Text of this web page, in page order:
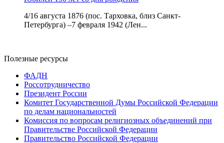
4/16 августа 1876 (пос. Тарховка, близ Санкт-
Петербурга) –7 февраля 1942 (Лен...
Полезные ресурсы
ФАДН
Россотрудничество
Президент России
Комитет Государственной Думы Российской Федерации
по делам национальностей
Комиссия по вопросам религиозных объединений при
Правительстве Российской Федерации
Правительство Российской Федерации